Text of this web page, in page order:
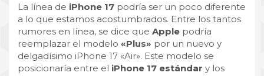
La línea de iPhone 17 podría ser un poco diferente
a lo que estamos acostumbrados. Entre los tantos
rumores en línea, se dice que Apple podría
reemplazar el modelo «Plus» por un nuevo y
delgadísimo iPhone 17 «Air». Este modelo se
posicionaría entre el iPhone 17 estándar y los